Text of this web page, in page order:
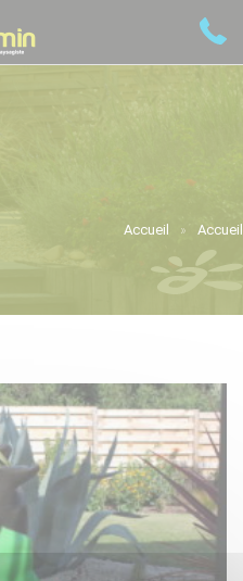
Accueil Accueil